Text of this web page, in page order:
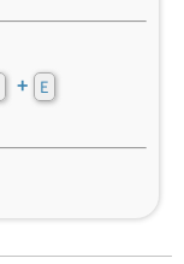
+ E